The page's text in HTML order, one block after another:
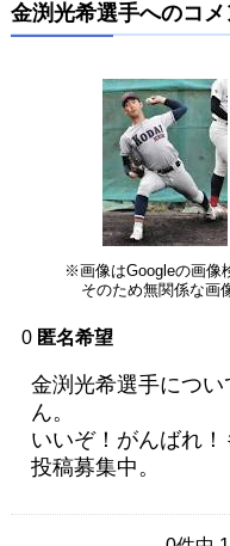
金渕光希選手へのコメ
※画像はGoogleの画像
そのため無関係な画
0 匿名希望
金渕光希選手につ
ん。
いいぞ！がんばれ
投稿募集中。